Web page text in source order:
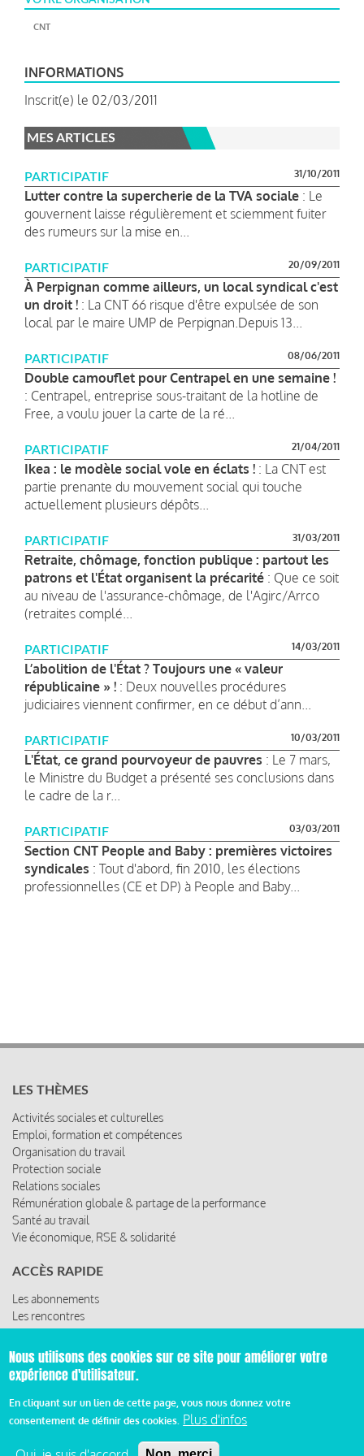
CNT
INFORMATIONS
Inscrit(e) le 02/03/2011
MES ARTICLES
PARTICIPATIF 31/10/2011
Lutter contre la supercherie de la TVA sociale : Le
gouvernent laisse régulièrement et sciemment fuiter
des rumeurs sur la mise en...
PARTICIPATIF 20/09/2011
À Perpignan comme ailleurs, un local syndical c'est
un droit ! : La CNT 66 risque d'être expulsée de son
local par le maire UMP de Perpignan.Depuis 13...
PARTICIPATIF 08/06/2011
Double camouflet pour Centrapel en une semaine !
: Centrapel, entreprise sous-traitant de la hotline de
Free, a voulu jouer la carte de la ré...
PARTICIPATIF 21/04/2011
Ikea : le modèle social vole en éclats ! : La CNT est
partie prenante du mouvement social qui touche
actuellement plusieurs dépôts...
PARTICIPATIF 31/03/2011
Retraite, chômage, fonction publique : partout les
patrons et l'État organisent la précarité : Que ce soit
au niveau de l'assurance-chômage, de l'Agirc/Arrco
(retraites complé...
PARTICIPATIF 14/03/2011
L’abolition de l'État ? Toujours une « valeur
républicaine » ! : Deux nouvelles procédures
judiciaires viennent confirmer, en ce début d’ann...
PARTICIPATIF 10/03/2011
L'État, ce grand pourvoyeur de pauvres : Le 7 mars,
le Ministre du Budget a présenté ses conclusions dans
le cadre de la r...
PARTICIPATIF 03/03/2011
Section CNT People and Baby : premières victoires
syndicales : Tout d'abord, fin 2010, les élections
professionnelles (CE et DP) à People and Baby...
LES THÈMES
Activités sociales et culturelles
Emploi, formation et compétences
Organisation du travail
Protection sociale
Relations sociales
Rémunération globale & partage de la performance
Santé au travail
Vie économique, RSE & solidarité
ACCÈS RAPIDE
Les abonnements
Les rencontres
Les ressources
© 2019 Miroir Social - Réalisé parCafffeine
Mentions légales et condition générale d’utilisation et
d’abonnement
Nous utilisons des cookies sur ce site pour améliorer votre
expérience d'utilisateur.
En cliquant sur un lien de cette page, vous nous donnez votre
consentement de définir des cookies. Plus d'infos